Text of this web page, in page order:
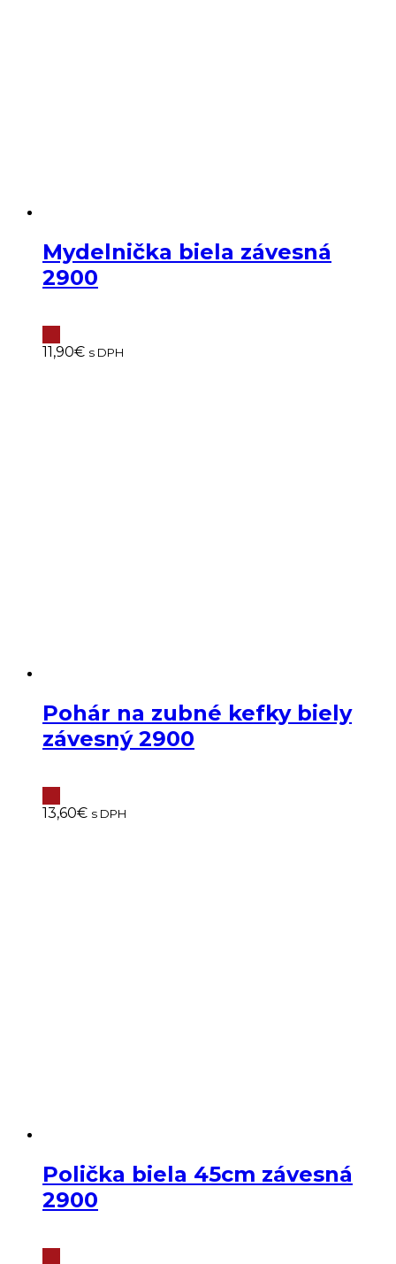
Mydelnička biela závesná
2900
11,90€ s DPH
Pohár na zubné kefky biely
závesný 2900
13,60€ s DPH
Polička biela 45cm závesná
2900